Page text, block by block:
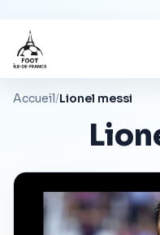
Accueil/Lionel messi